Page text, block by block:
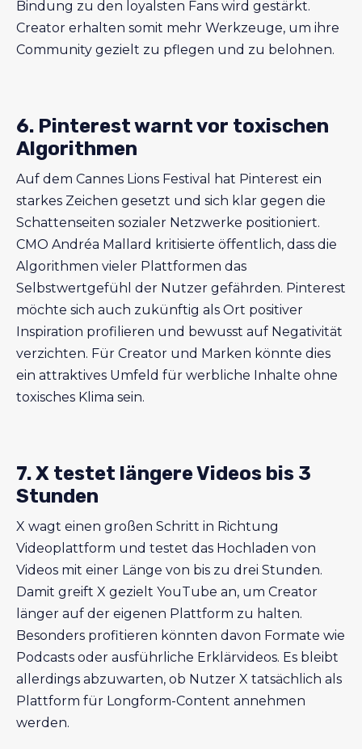
Bindung zu den loyalsten Fans wird gestärkt.
Creator erhalten somit mehr Werkzeuge, um ihre
Community gezielt zu pflegen und zu belohnen.
6. Pinterest warnt vor toxischen
Algorithmen
Auf dem Cannes Lions Festival hat Pinterest ein
starkes Zeichen gesetzt und sich klar gegen die
Schattenseiten sozialer Netzwerke positioniert.
CMO Andréa Mallard kritisierte öffentlich, dass die
Algorithmen vieler Plattformen das
Selbstwertgefühl der Nutzer gefährden. Pinterest
möchte sich auch zukünftig als Ort positiver
Inspiration profilieren und bewusst auf Negativität
verzichten. Für Creator und Marken könnte dies
ein attraktives Umfeld für werbliche Inhalte ohne
toxisches Klima sein.
7. X testet längere Videos bis 3
Stunden
X wagt einen großen Schritt in Richtung
Videoplattform und testet das Hochladen von
Videos mit einer Länge von bis zu drei Stunden.
Damit greift X gezielt YouTube an, um Creator
länger auf der eigenen Plattform zu halten.
Besonders profitieren könnten davon Formate wie
Podcasts oder ausführliche Erklärvideos. Es bleibt
allerdings abzuwarten, ob Nutzer X tatsächlich als
Plattform für Longform-Content annehmen
werden.